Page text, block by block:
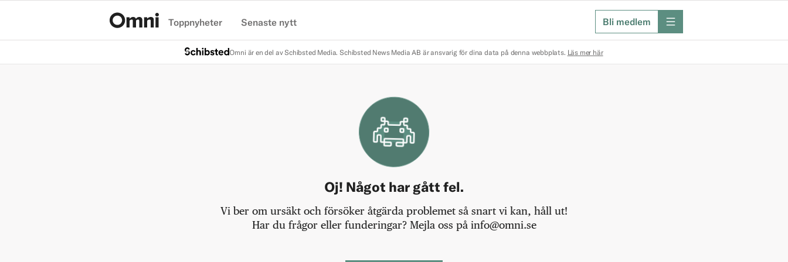
Toppnyheter Senaste nytt Bli medlem meny
Omni är en del av Schibsted Media. Schibsted News Media AB är ansvarig för dina data på denna webbplats. Läs mer här
Oj! Något har gått fel.
Vi ber om ursäkt och försöker åtgärda problemet så snart vi kan, håll ut!
Har du frågor eller funderingar? Mejla oss på info@omni.se